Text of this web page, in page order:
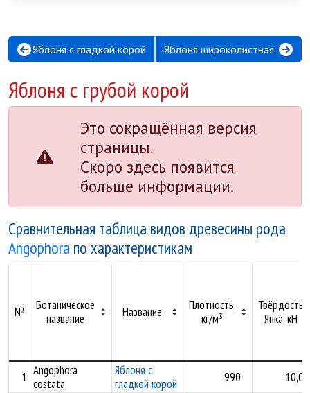
Яблоня с гладкой корой Яблоня широколистная
Яблоня с грубой корой
Это сокращённая версия
страницы.
Скоро здесь появится
больше информации.
Сравнительная таблица видов древесины рода
Angophora по характеристикам
№
Ботаническое
название
Название
Плотность,
кг/м³
Твёрдость
Янка, кН
1 Angophora
costata
Яблоня с
гладкой корой
990 10,00